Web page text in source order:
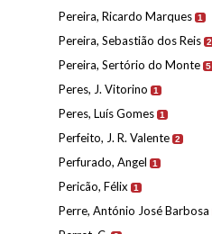
Pereira, Ricardo Marques 1
Pereira, Sebastião dos Reis 2
Pereira, Sertório do Monte 5
Peres, J. Vitorino 1
Peres, Luís Gomes 1
Perfeito, J. R. Valente 2
Perfurado, Angel 1
Pericão, Félix 1
Perre, António José Barbosa